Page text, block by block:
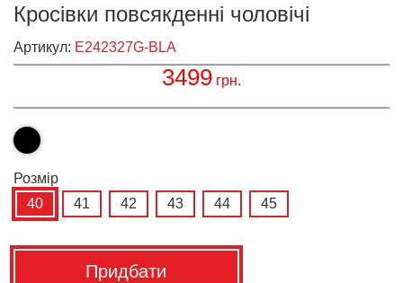
Кросівки повсякденні чоловічі
Артикул: E242327G-BLA
3499 грн.
Розмiр
40
41 42 43 44 45
Придбати